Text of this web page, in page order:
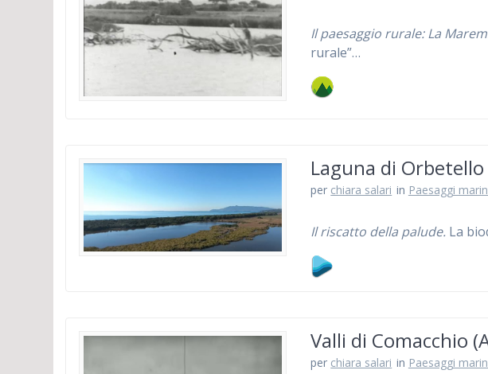
Il paesaggio rurale: La
rurale”…
Laguna di
per chiara salari in Paesaggi
Il riscatto della palude. La
Valli di Comacchio
per chiara salari in Paesaggi